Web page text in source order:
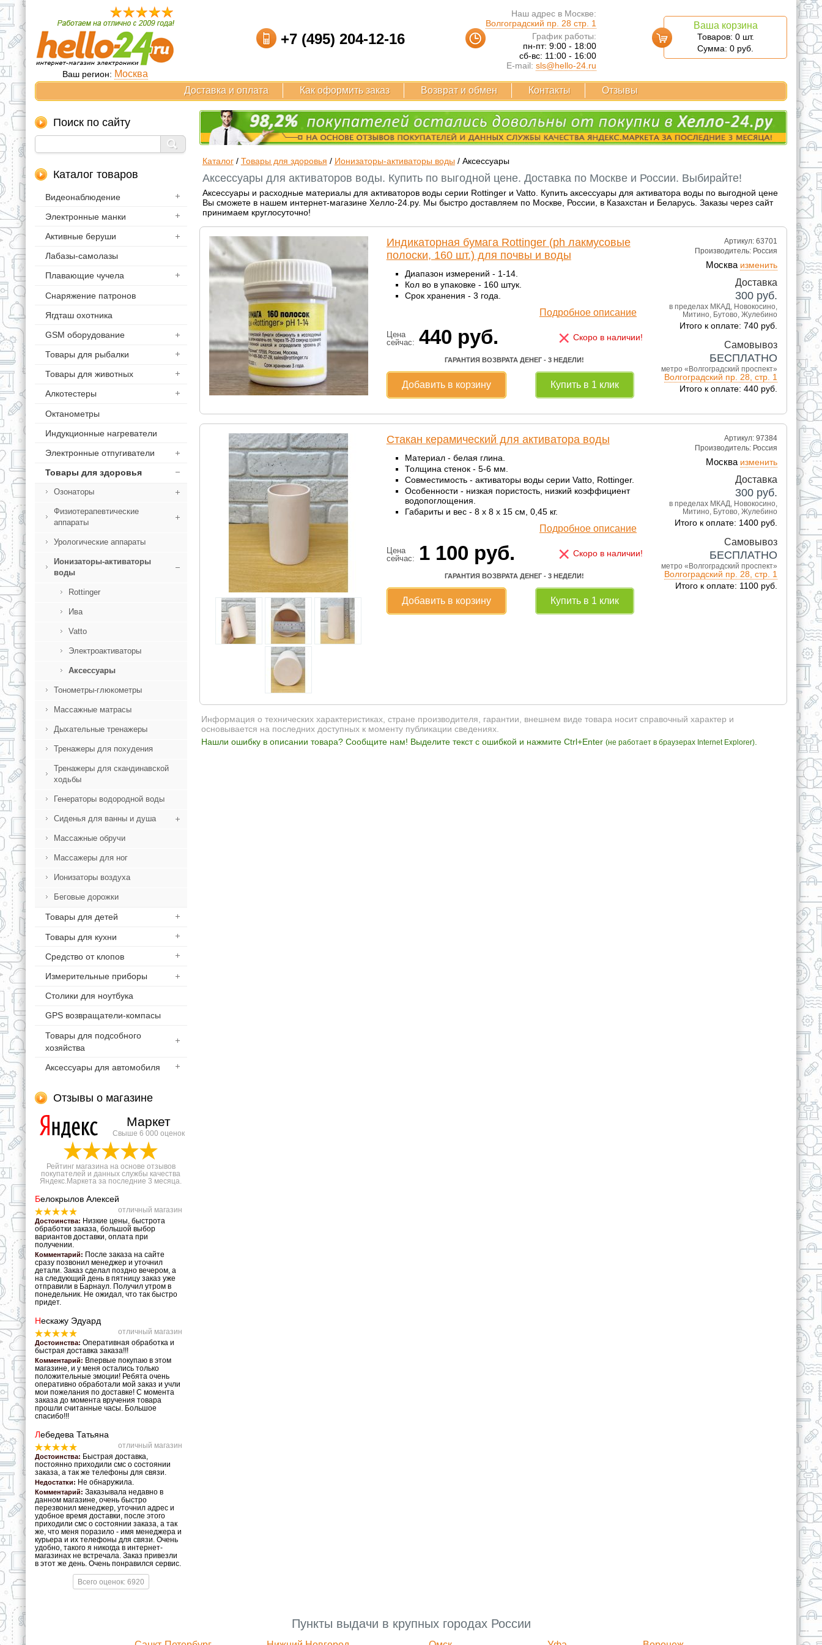
Ваш регион: Москва
+7 (495) 204-12-16
Наш адрес в Москве:
Волгоградский пр. 28 стр. 1
График работы:
пн-пт: 9:00 - 18:00
сб-вс: 11:00 - 16:00
E-mail: sls@hello-24.ru
Ваша корзина
Товаров: 0 шт.
Сумма: 0 руб.
Доставка и оплата Как оформить заказ Возврат и обмен Контакты Отзывы
Поиск по сайту
Каталог товаров
Видеонаблюдение
Электронные манки
Активные беруши
Лабазы-самолазы
Плавающие чучела
Снаряжение патронов
Ягдташ охотника
GSM оборудование
Товары для рыбалки
Товары для животных
Алкотестеры
Октанометры
Индукционные нагреватели
Электронные отпугиватели
Товары для здоровья
Озонаторы
Физиотерапевтические
аппараты
Урологические аппараты
Ионизаторы-активаторы
воды
Rottinger
Ива
Vatto
Электроактиваторы
Аксессуары
Тонометры-глюкометры
Массажные матрасы
Дыхательные тренажеры
Тренажеры для похудения
Тренажеры для скандинавской
ходьбы
Генераторы водородной воды
Сиденья для ванны и душа
Массажные обручи
Массажеры для ног
Ионизаторы воздуха
Беговые дорожки
Товары для детей
Товары для кухни
Средство от клопов
Измерительные приборы
Столики для ноутбука
GPS возвращатели-компасы
Товары для подсобного
хозяйства
Аксессуары для автомобиля
Отзывы о магазине
Маркет
Свыше 6 000 оценок
Рейтинг магазина на основе отзывов
покупателей и данных службы качества
Яндекс.Маркета за последние 3 месяца.
Белокрылов Алексей
отличный магазин
Достоинства: Низкие цены, быстрота
обработки заказа, большой выбор
вариантов доставки, оплата при
получении.
Комментарий: После заказа на сайте
сразу позвонил менеджер и уточнил
детали. Заказ сделал поздно вечером, а
на следующий день в пятницу заказ уже
отправили в Барнаул. Получил утром в
понедельник. Не ожидал, что так быстро
придет.
Нескажу Эдуард
отличный магазин
Достоинства: Оперативная обработка и
быстрая доставка заказа!!!
Комментарий: Впервые покупаю в этом
магазине, и у меня остались только
положительные эмоции! Ребята очень
оперативно обработали мой заказ и учли
мои пожелания по доставке! С момента
заказа до момента вручения товара
прошли считанные часы. Большое
спасибо!!!
Лебедева Татьяна
отличный магазин
Достоинства: Быстрая доставка,
постоянно приходили смс о состоянии
заказа, а так же телефоны для связи.
Недостатки: Не обнаружила.
Комментарий: Заказывала недавно в
данном магазине, очень быстро
перезвонил менеджер, уточнил адрес и
удобное время доставки, после этого
приходили смс о состоянии заказа, а так
же, что меня поразило - имя менеджера и
курьера и их телефоны для связи. Очень
удобно, такого я никогда в интернет-
магазинах не встречала. Заказ привезли
в этот же день. Очень понравился сервис.
Всего оценок: 6920
Каталог/ Товары для здоровья / Ионизаторы-активаторы воды / Аксессуары
Аксессуары для активаторов воды. Купить по выгодной цене. Доставка по Москве и России. Выбирайте!
Аксессуары и расходные материалы для активаторов воды серии Rottinger и Vatto. Купить аксессуары для активатора воды по выгодной цене
Вы сможете в нашем интернет-магазине Хелло-24.ру. Мы быстро доставляем по Москве, России, в Казахстан и Беларусь. Заказы через сайт
принимаем круглосуточно!
Артикул: 63701
Производитель: Россия
Москва изменить
Доставка
300 руб.
в пределах МКАД, Новокосино,
Митино, Бутово, Жулебино
Итого к оплате: 740 руб.
Самовывоз
БЕСПЛАТНО
метро «Волгоградский проспект»
Волгоградский пр. 28, стр. 1
Итого к оплате: 440 руб.
Индикаторная бумага Rottinger (ph лакмусовые
полоски, 160 шт.) для почвы и воды
Диапазон измерений - 1-14.
Кол во в упаковке - 160 штук.
Срок хранения - 3 года.
Подробное описание
Цена
сейчас: 440 руб. × Скоро в наличии!
ГАРАНТИЯ ВОЗВРАТА ДЕНЕГ - 3 НЕДЕЛИ!
Добавить в корзину Купить в 1 клик
Артикул: 97384
Производитель: Россия
Москва изменить
Доставка
300 руб.
в пределах МКАД, Новокосино,
Митино, Бутово, Жулебино
Итого к оплате: 1400 руб.
Самовывоз
БЕСПЛАТНО
метро «Волгоградский проспект»
Волгоградский пр. 28, стр. 1
Итого к оплате: 1100 руб.
Стакан керамический для активатора воды
Материал - белая глина.
Толщина стенок - 5-6 мм.
Совместимость - активаторы воды серии Vatto, Rottinger.
Особенности - низкая пористость, низкий коэффициент
водопоглощения.
Габариты и вес - 8 x 8 x 15 см, 0,45 кг.
Подробное описание
Цена
сейчас:
1 100 руб. × Скоро в наличии!
ГАРАНТИЯ ВОЗВРАТА ДЕНЕГ - 3 НЕДЕЛИ!
Добавить в корзину Купить в 1 клик
Информация о технических характеристиках, стране производителя, гарантии, внешнем виде товара носит справочный характер и
основывается на последних доступных к моменту публикации сведениях.
Нашли ошибку в описании товара? Сообщите нам! Выделите текст с ошибкой и нажмите Ctrl+Enter (не работает в браузерах Internet Explorer).
Пункты выдачи в крупных городах России